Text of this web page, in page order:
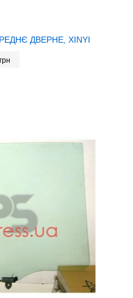
ДВЕРНЕ, XINYI